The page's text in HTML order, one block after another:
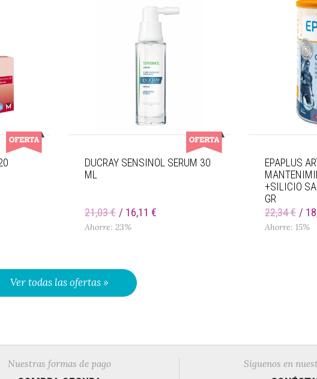
DUCRAY SENSINOL SERUM 30
ML
21,03 € 16,11 €
Ahorre: 23%
EPAPLUS
+SILICIO
GR
22,34 €
Ahorre: 15%
Ver todas las ofertas »
Nuestras formas de pago Síguenos en